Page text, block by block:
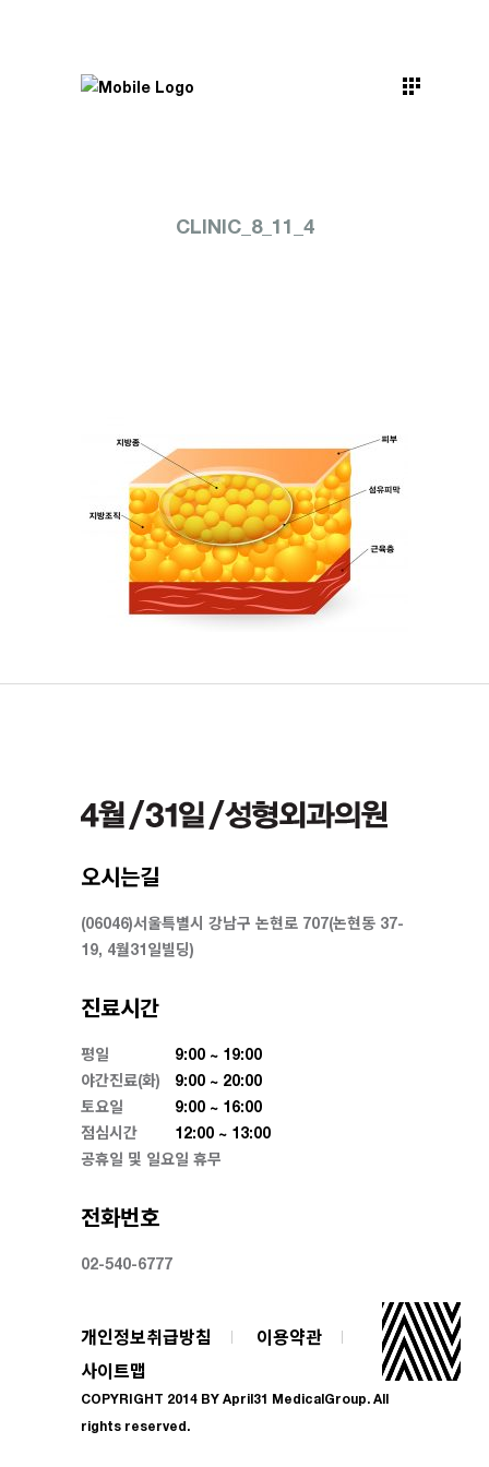
CLINIC_8_11_4
오시는길
(06046)서울특별시 강남구 논현로 707(논현동 37-
19, 4월31일빌딩)
진료시간
평일
9:00 ~ 19:00
야간진료(화)
9:00 ~ 20:00
토요일
9:00 ~ 16:00
점심시간
12:00 ~ 13:00
공휴일 및 일요일 휴무
전화번호
02-540-6777
개인정보취급방침
이용약관
사이트맵
COPYRIGHT 2014 BY April31 MedicalGroup. All
rights reserved.